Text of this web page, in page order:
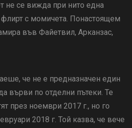
не се вижда при нито една
флирт с момичета. Понастоящем
във Файетвил, Арканзас,
че не е предназначен един
върви по отделни пътеки. Те
през ноември 2017 г., но го
2018 г. Той казва, че вече